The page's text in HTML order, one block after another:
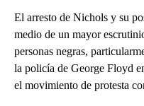
El arresto de Nichols y su
medio de un mayor
personas negras,
la policía de George Floyd
el movimiento de protesta